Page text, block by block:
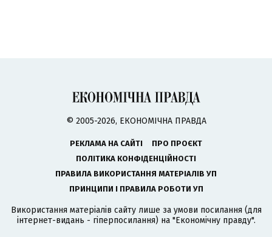
© 2005-2026, ЕКОНОМІЧНА ПРАВДА
РЕКЛАМА НА САЙТІ
ПРО ПРОЄКТ
ПОЛІТИКА КОНФІДЕНЦІЙНОСТІ
ПРАВИЛА ВИКОРИСТАННЯ МАТЕРІАЛІВ УП
ПРИНЦИПИ І ПРАВИЛА РОБОТИ УП
Використання матеріалів сайту лише за умови посилання (для
інтернет-видань - гіперпосилання) на "Економічну правду".